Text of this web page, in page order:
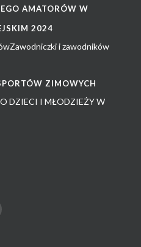
AMATORÓW W
2024
i zawodników
ZIMOWYCH
DZIECI I MŁODZIEŻY W